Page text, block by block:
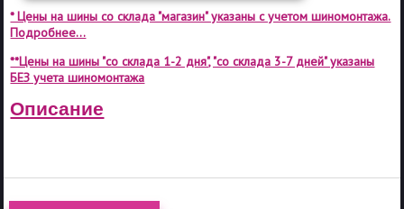
* Цены на шины со склада "магазин" указаны с учетом шиномонтажа.
Подробнее...
**Цены на шины "со склада 1-2 дня", "со склада 3-7 дней" указаны
БЕЗ учета шиномонтажа
Описание